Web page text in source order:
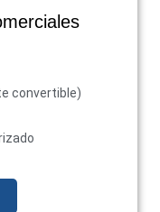
convertible)